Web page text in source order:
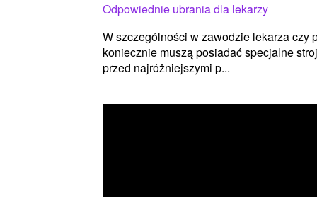
Odpowiednie ubrania dla lekarzy
W szczególności w zawodzie lekarza czy
koniecznie muszą posiadać specjalne
przed najróżniejszymi p...